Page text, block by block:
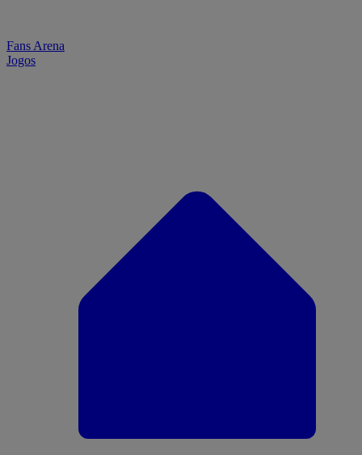
Fans Arena
Jogos